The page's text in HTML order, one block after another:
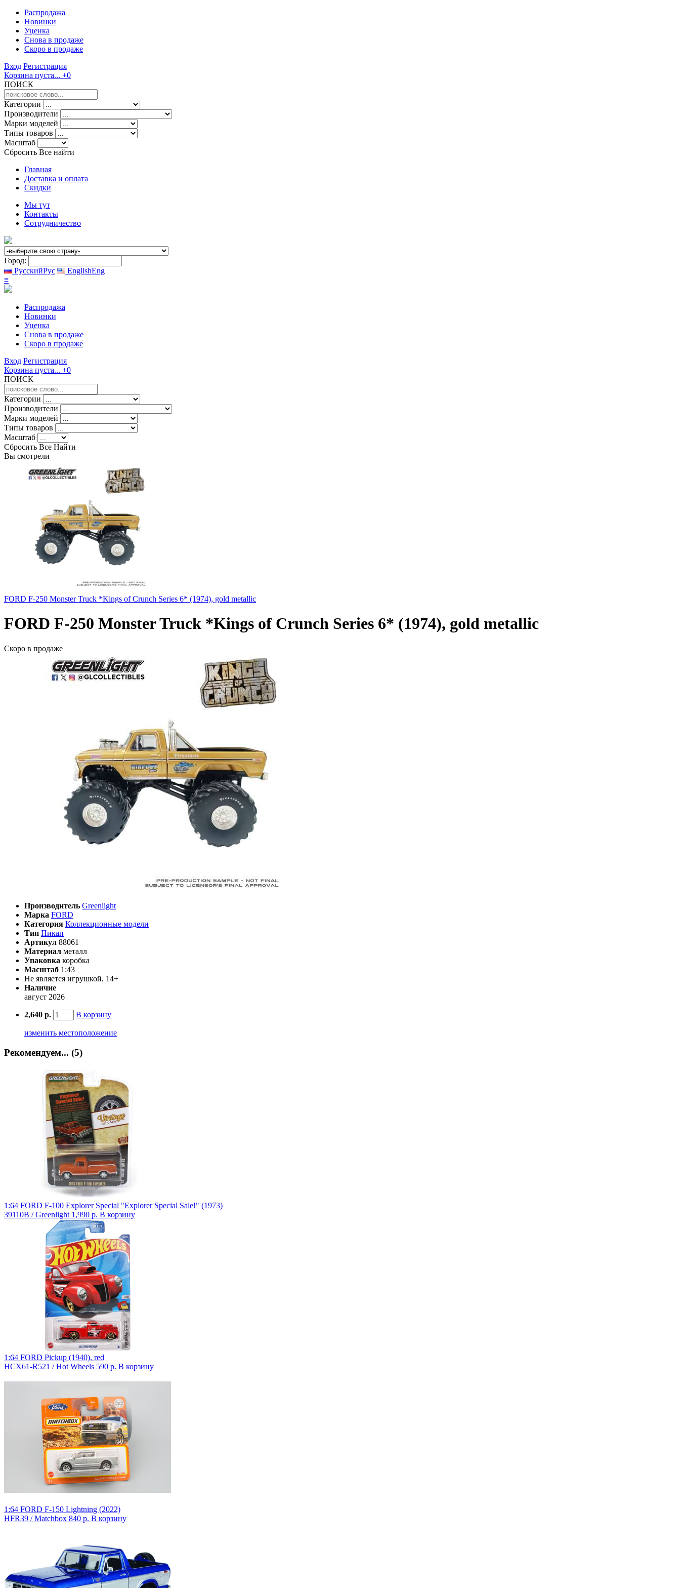
Распродажа
Новинки
Уценка
Снова в продаже
Скоро в продаже
Вход Регистрация
Корзина пуста... +0
ПОИСК
Категории
Производители
Марки моделей
Типы товаров
Масштаб
Сбросить Все найти
Главная
Доставка и оплата
Скидки
Мы тут
Контакты
Сотрудничество
Город:
РусскийРус EnglishEng
≡
Распродажа
Новинки
Уценка
Снова в продаже
Скоро в продаже
Вход Регистрация
Корзина пуста... +0
ПОИСК
Категории
Производители
Марки моделей
Типы товаров
Масштаб
Сбросить Все Найти
Вы смотрели
FORD F-250 Monster Truck *Kings of Crunch Series 6* (1974), gold metallic
FORD F-250 Monster Truck *Kings of Crunch Series 6* (1974), gold metallic
Скоро в продаже
Производитель Greenlight
Марка FORD
Категория Коллекционные модели
Тип Пикап
Артикул 88061
Материал металл
Упаковка коробка
Масштаб 1:43
Не является игрушкой, 14+
Наличие
август 2026
2,640 р. В корзину
изменить местоположение
Рекомендуем... (5)
1:64 FORD F-100 Explorer Special "Explorer Special Sale!" (1973)
39110B / Greenlight 1,990 р. В корзину
1:64 FORD Pickup (1940), red
HCX61-R521 / Hot Wheels 590 р. В корзину
1:64 FORD F-150 Lightning (2022)
HFR39 / Matchbox 840 р. В корзину